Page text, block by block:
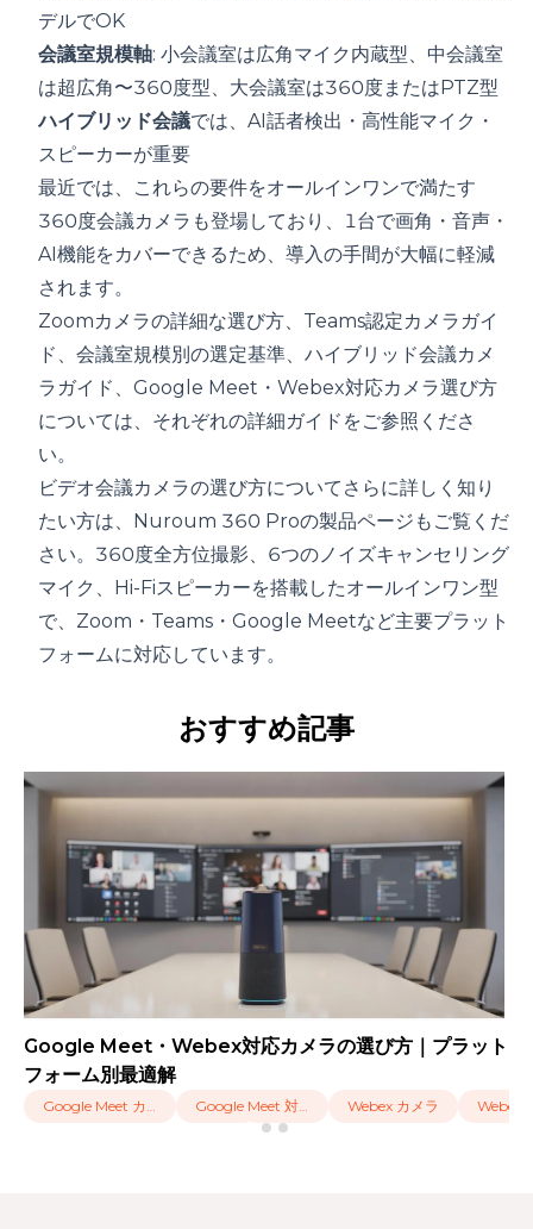
デルでOK
会議室規模軸: 小会議室は広角マイク内蔵型、中会議室
は超広角〜360度型、大会議室は360度またはPTZ型
ハイブリッド会議では、AI話者検出・高性能マイク・
スピーカーが重要
最近では、これらの要件をオールインワンで満たす
360度会議カメラも登場しており、1台で画角・音声・
AI機能をカバーできるため、導入の手間が大幅に軽減
されます。
Zoomカメラの詳細な選び方
Teams認定カメラガイ
ド
会議室規模別の選定基準
ハイブリッド会議カメ
ラガイド
Google Meet・Webex対応カメラ選び方
については、それぞれの詳細ガイドをご参照くださ
い。
ビデオ会議カメラの選び方についてさらに詳しく知り
たい方は、 Nuroum 360 Proの製品ページ もご覧くだ
さい。360度全方位撮影、6つのノイズキャンセリング
マイク、Hi-Fiスピーカーを搭載したオールインワン型
で、Zoom・Teams・Google Meetなど主要プラット
フォームに対応しています。
おすすめ記事
Google Meet・Webex対応カメラの選び方｜プラット
フォーム別最適解
Google Meet カメラ Google Meet 対応 カメラ Webex カメラ